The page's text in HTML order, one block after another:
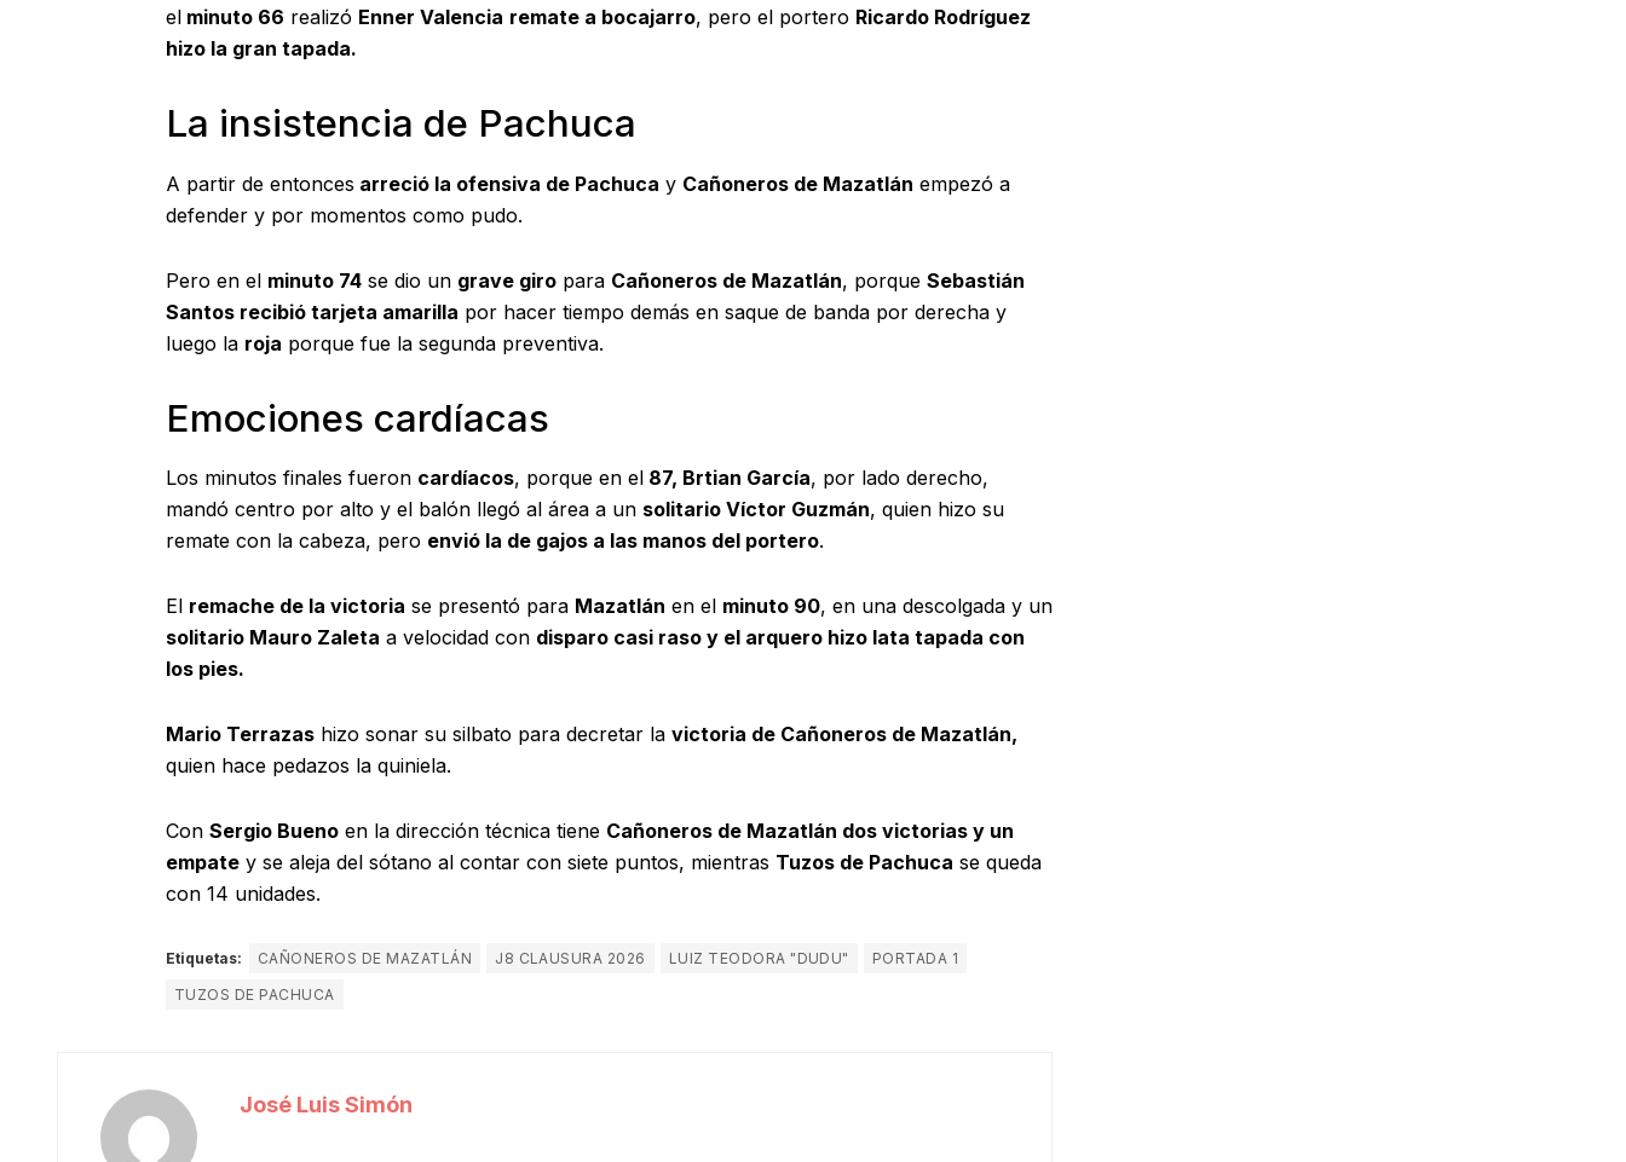
el minuto 66 realizó Enner Valencia remate a bocajarro, pero el portero Ricardo Rodríguez
hizo la gran tapada.
La insistencia de Pachuca
A partir de entonces arreció la ofensiva de Pachuca y Cañoneros de Mazatlán empezó a
defender y por momentos como pudo.
Pero en el minuto 74 se dio un grave giro para Cañoneros de Mazatlán, porque Sebastián
Santos recibió tarjeta amarilla por hacer tiempo demás en saque de banda por derecha y
luego la roja porque fue la segunda preventiva.
Emociones cardíacas
Los minutos finales fueron cardíacos, porque en el 87, Brtian García, por lado derecho,
mandó centro por alto y el balón llegó al área a un solitario Víctor Guzmán, quien hizo su
remate con la cabeza, pero envió la de gajos a las manos del portero.
El remache de la victoria se presentó para Mazatlán en el minuto 90, en una descolgada y un
solitario Mauro Zaleta a velocidad con disparo casi raso y el arquero hizo lata tapada con
los pies.
Mario Terrazas hizo sonar su silbato para decretar la victoria de Cañoneros de Mazatlán,
quien hace pedazos la quiniela.
Con Sergio Bueno en la dirección técnica tiene Cañoneros de Mazatlán dos victorias y un
empate y se aleja del sótano al contar con siete puntos, mientras Tuzos de Pachuca se queda
con 14 unidades.
Etiquetas: CAÑONEROS DE MAZATLÁN J8 CLAUSURA 2026 LUIZ TEODORA "DUDU"
PORTADA 1
TUZOS DE PACHUCA
José Luis Simón